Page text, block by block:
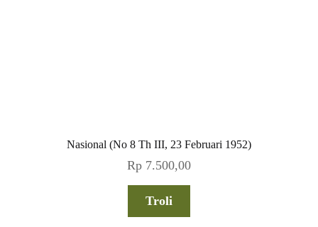
Nasional (No 8 Th III, 23 Februari 1952)
Rp 7.500,00
Troli